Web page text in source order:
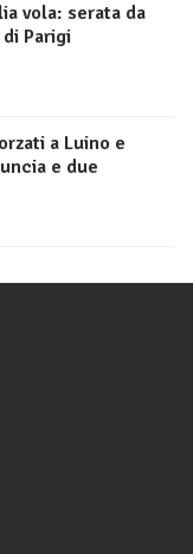
vola: serata da
Parigi
a Luino e
e due